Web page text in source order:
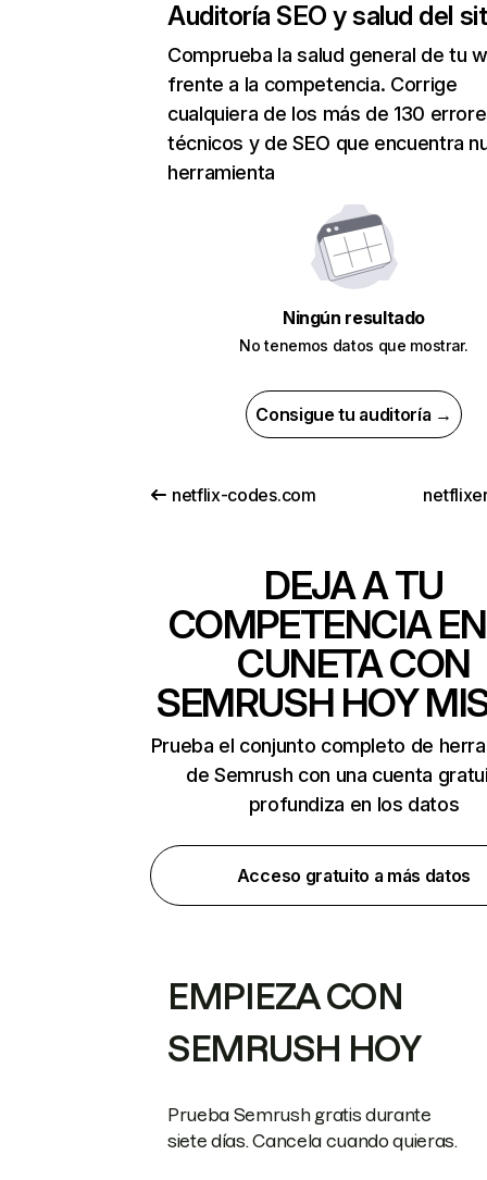
Auditoría SEO y salud del
Comprueba la salud general de tu
frente a la competencia. Corrige
cualquiera de los más de 130
técnicos y de SEO que encuentra
herramienta
Ningún resultado
No tenemos datos que mostrar.
Consigue tu auditoría →
netflix-codes.com
DEJA A TU
COMPETENCIA
CUNETA CON
SEMRUSH HOY
Prueba el conjunto completo de
de Semrush con una cuenta
profundiza en los datos
Acceso gratuito a más datos
EMPIEZA CON
SEMRUSH HOY
Prueba Semrush gratis durante
siete días. Cancela cuando quieras.